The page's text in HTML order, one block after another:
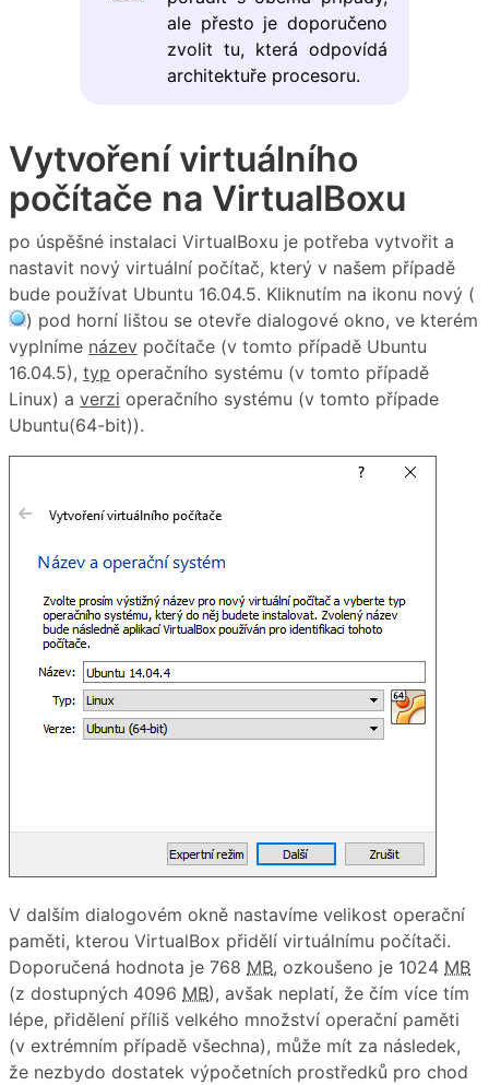
ale přesto je doporučeno
zvolit tu, která odpovídá
architektuře procesoru.
Vytvoření virtuálního
počítače na VirtualBoxu
po úspěšné instalaci VirtualBoxu je potřeba vytvořit a
nastavit nový virtuální počítač, který v našem případě
bude používat Ubuntu 16.04.5. Kliknutím na ikonu nový (
) pod horní lištou se otevře dialogové okno, ve kterém
vyplníme název počítače (v tomto případě Ubuntu
16.04.5), typ operačního systému (v tomto případě
Linux) a verzi operačního systému (v tomto případe
Ubuntu(64-bit)).
V dalším dialogovém okně nastavíme velikost operační
paměti, kterou VirtualBox přidělí virtuálnímu počítači.
Doporučená hodnota je 768 MB, ozkoušeno je 1024 MB
(z dostupných 4096 MB), avšak neplatí, že čím více tím
lépe, přidělení příliš velkého množství operační paměti
(v extrémním případě všechna), může mít za následek,
že nezbydo dostatek výpočetních prostředků pro chod